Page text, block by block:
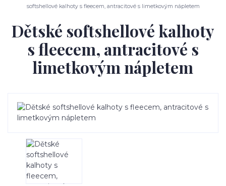
softshellové kalhoty s fleecem, antracitové s limetkovým nápletem
Dětské softshellové kalhoty
s fleecem, antracitové s
limetkovým nápletem